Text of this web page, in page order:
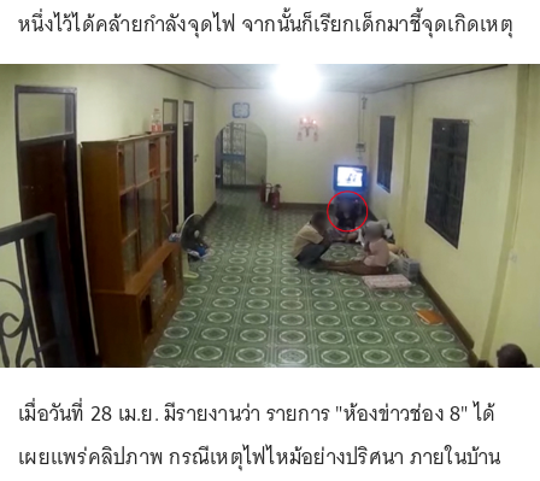
หนึ่งไว้ได้คล้ายกำลังจุดไฟ จากนั้นก็เรียกเด็กมาชี้จุดเกิดเหตุ
เมื่อวันที่ 28 เม.ย. มีรายงานว่า รายการ "ห้องข่าวช่อง 8" ได้
เผยแพร่คลิปภาพ กรณีเหตุไฟไหม้อย่างปริศนา ภายในบ้าน